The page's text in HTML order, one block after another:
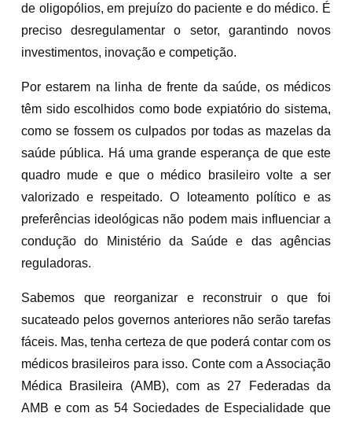
de oligopólios, em prejuízo do paciente e do médico. É
preciso desregulamentar o setor, garantindo novos
investimentos, inovação e competição.
Por estarem na linha de frente da saúde, os médicos
têm sido escolhidos como bode expiatório do sistema,
como se fossem os culpados por todas as mazelas da
saúde pública. Há uma grande esperança de que este
quadro mude e que o médico brasileiro volte a ser
valorizado e respeitado. O loteamento político e as
preferências ideológicas não podem mais influenciar a
condução do Ministério da Saúde e das agências
reguladoras.
Sabemos que reorganizar e reconstruir o que foi
sucateado pelos governos anteriores não serão tarefas
fáceis. Mas, tenha certeza de que poderá contar com os
médicos brasileiros para isso. Conte com a Associação
Médica Brasileira (AMB), com as 27 Federadas da
AMB e com as 54 Sociedades de Especialidade que